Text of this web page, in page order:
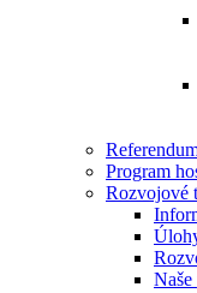
Program
Rozvojové